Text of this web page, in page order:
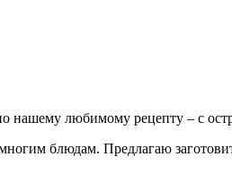
нашему любимому рецепту – с
блюдам. Предлагаю